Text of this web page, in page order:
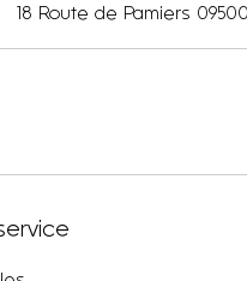
18 Route de Pamiers 09500